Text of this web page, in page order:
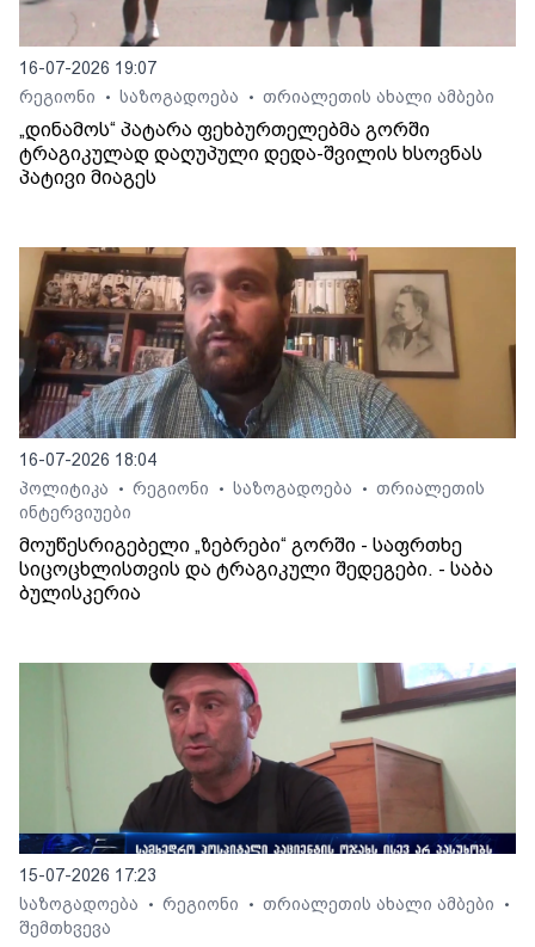
16-07-2026 19:07
რეგიონი
• საზოგადოება • თრიალეთის ახალი ამბები
„დინამოს“ პატარა ფეხბურთელებმა გორში
ტრაგიკულად დაღუპული დედა-შვილის ხსოვნას
პატივი მიაგეს
16-07-2026 18:04
პოლიტიკა
• რეგიონი • საზოგადოება • თრიალეთის
ინტერვიუები
მოუწესრიგებელი „ზებრები“ გორში - საფრთხე
სიცოცხლისთვის და ტრაგიკული შედეგები. - საბა
ბულისკერია
15-07-2026 17:23
საზოგადოება
• რეგიონი • თრიალეთის ახალი ამბები •
შემთხვევა